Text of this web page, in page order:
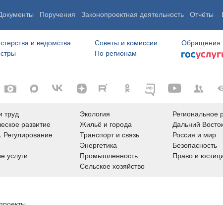
Поручения Законопроектная деятельность Отчёты
и ведомства
Советы и комиссии
По регионам
Обращения
труд
развитие
Регулирование
услуги
Экология
Жильё и города
Транспорт и связь
Энергетика
Промышленность
Сельское хозяйство
Региональное
Дальний
Россия и мир
Безопасность
Право и